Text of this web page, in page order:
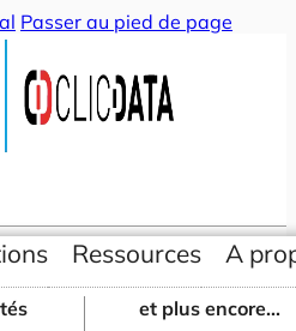
Passer au pied de page
et plus encore...
Ressources A